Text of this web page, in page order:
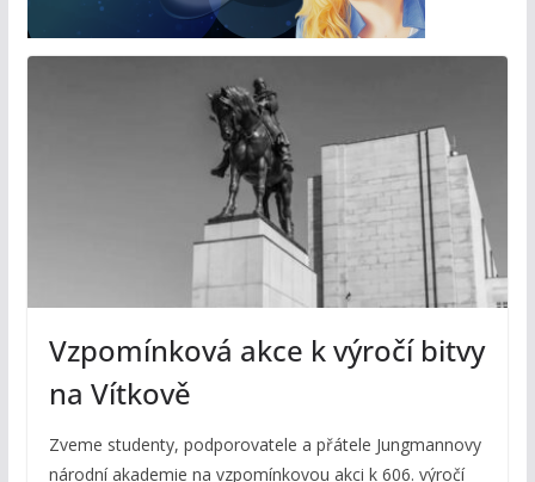
Vzpomínková akce k výročí bitvy
na Vítkově
Zveme studenty, podporovatele a přátele Jungmannovy
národní akademie na vzpomínkovou akci k 606. výročí